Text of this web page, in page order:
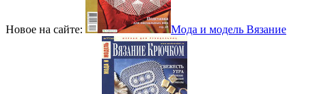
Новое на сайте: Мода и модель Вязание